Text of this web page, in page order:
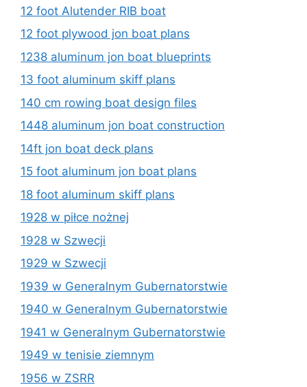
12 foot Alutender RIB boat
12 foot plywood jon boat plans
1238 aluminum jon boat blueprints
13 foot aluminum skiff plans
140 cm rowing boat design files
1448 aluminum jon boat construction
14ft jon boat deck plans
15 foot aluminum jon boat plans
18 foot aluminum skiff plans
1928 w piłce nożnej
1928 w Szwecji
1929 w Szwecji
1939 w Generalnym Gubernatorstwie
1940 w Generalnym Gubernatorstwie
1941 w Generalnym Gubernatorstwie
1949 w tenisie ziemnym
1956 w ZSRR